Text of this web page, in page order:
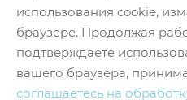
использования cookie,
браузере. Продолжая
подтверждаете
вашего браузера,
соглашаетесь на